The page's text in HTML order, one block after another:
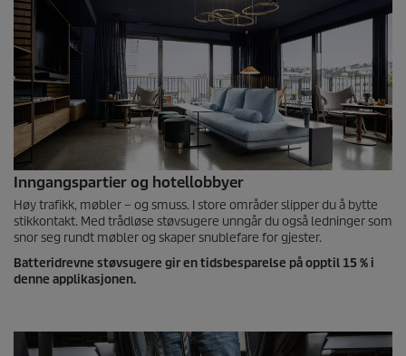
Inngangspartier og hotellobbyer
Høy trafikk, møbler – og smuss. I store områder slipper du å bytte
stikkontakt. Med trådløse støvsugere unngår du også ledninger som
snor seg rundt møbler og skaper snublefare for gjester.
Batteridrevne støvsugere gir en tidsbesparelse på opptil 15 % i
denne applikasjonen.